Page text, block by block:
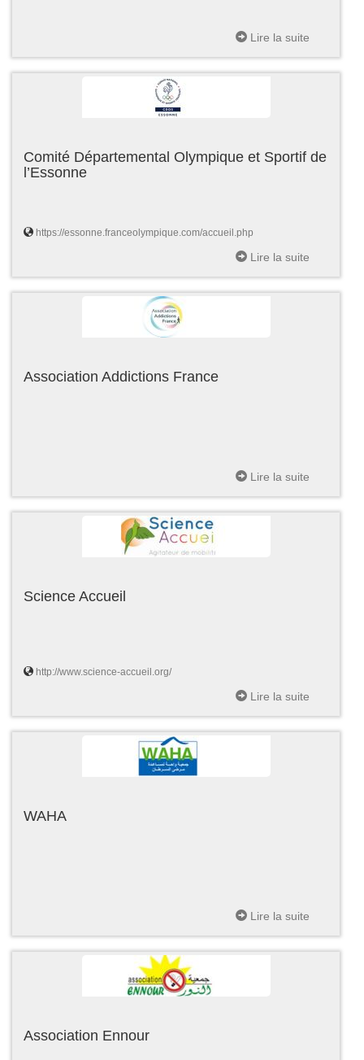
Lire la suite
Comité Départemental Olympique et Sportif de
l’Essonne
https://essonne.franceolympique.com/accueil.php
Lire la suite
Association Addictions France
Lire la suite
Science Accueil
http://www.science-accueil.org/
Lire la suite
WAHA
Lire la suite
Association Ennour